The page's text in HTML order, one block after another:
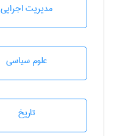
مديريت اجرايی
علوم سياسی
تاريخ